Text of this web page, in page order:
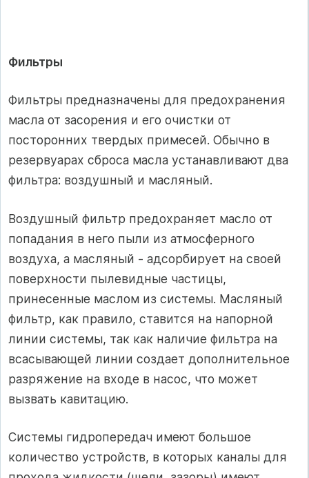
Фильтры
Фильтры предназначены для предохранения
масла от засорения и его очистки от
посторонних твердых примесей. Обычно в
резервуарах сброса масла устанавливают два
фильтра: воздушный и масляный.
Воздушный фильтр предохраняет масло от
попадания в него пыли из атмосферного
воздуха, а масляный - адсорбирует на своей
поверхности пылевидные частицы,
принесенные маслом из системы. Масляный
фильтр, как правило, ставится на напорной
линии системы, так как наличие фильтра на
всасывающей линии создает дополнительное
разряжение на входе в насос, что может
вызвать кавитацию.
Системы гидропередач имеют большое
количество устройств, в которых каналы для